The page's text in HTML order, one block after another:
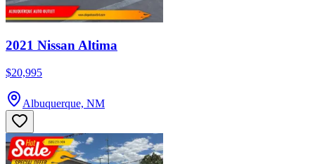
2021 Nissan Altima
$20,995
Albuquerque, NM